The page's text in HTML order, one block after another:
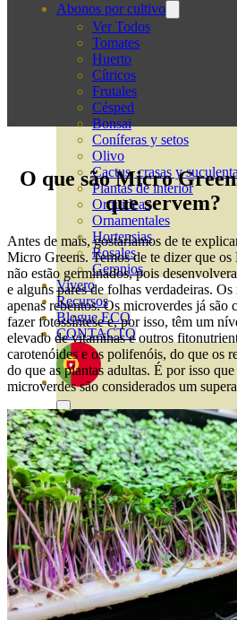
Abonos por cultivo
Ver Todos
Tomates
Huerto
Cítricos
Frutales
Césped
Bonsai
Coníferas y setos
Olivo
Cactus, crasas y
Plantas de interior
Orquideas
Ornamentales
Hortensias
Rosales
Geranios
Vivero
Recursos
Blogue ECO
CONTACTO
O que são Micro
que servem?
Antes de mais, gostaríamos de te
Micro Greens. Temos de te dizer que
não estão germinados, pois
e alguns pares de folhas verdadeiras. Os
apenas rebentos. Os microverdes já são
fazer fotossíntese e, por isso, têm um
elevado de vitaminas e outros
carotenóides e os polifenóis, do que os
do que as plantas adultas. É por isso que
microverdes são considerados um